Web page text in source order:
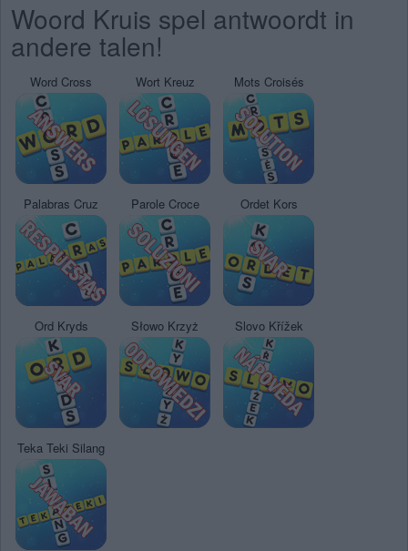
Woord Kruis spel antwoordt in
andere talen!
Word Cross Wort Kreuz Mots Croisés
Palabras Cruz Parole Croce Ordet Kors
Ord Kryds Słowo Krzyż Slovo Křížek
Teka Teki Silang